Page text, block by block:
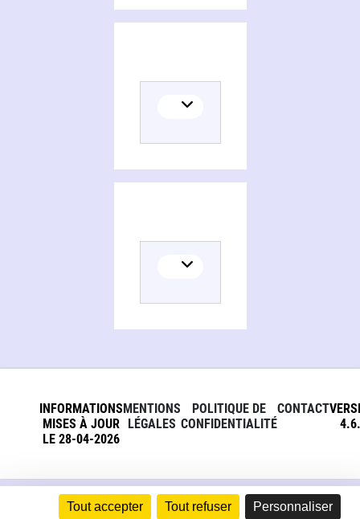
Tout accepter Tout refuser Personnaliser
INFORMATIONS
MISES À JOUR
LE 28-04-2026
MENTIONS
LÉGALES
POLITIQUE DE
CONFIDENTIALITÉ
CONTACT